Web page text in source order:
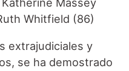
Whitfield (86)
extrajudiciales y
se ha demostrado